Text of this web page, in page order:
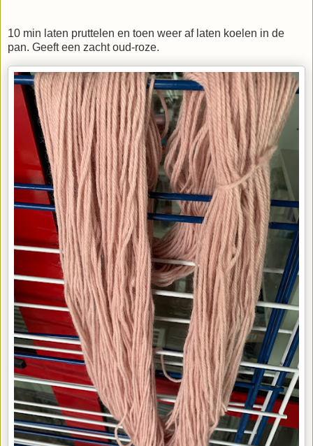
10 min laten pruttelen en toen weer af laten koelen in de
pan. Geeft een zacht oud-roze.